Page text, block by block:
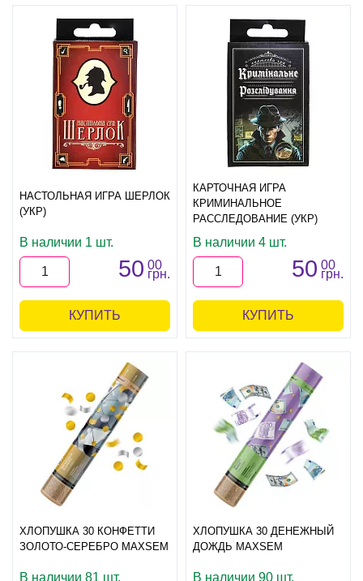
НАСТОЛЬНАЯ ИГРА ШЕРЛОК
(УКР)
В наличии 1 шт.
50 00
грн.
КУПИТЬ
КАРТОЧНАЯ ИГРА
КРИМИНАЛЬНОЕ
РАССЛЕДОВАНИЕ (УКР)
В наличии 4 шт.
50 00
грн.
КУПИТЬ
ХЛОПУШКА 30 КОНФЕТТИ
ЗОЛОТО-СЕРЕБРО MAXSEM
В наличии 81 шт.
ХЛОПУШКА 30 ДЕНЕЖНЫЙ
ДОЖДЬ MAXSEM
В наличии 90 шт.